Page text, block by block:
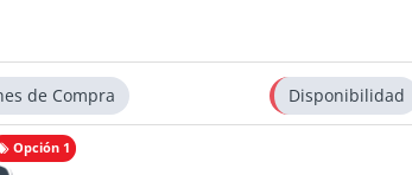
de Compra Disponibilidad
Opción 1